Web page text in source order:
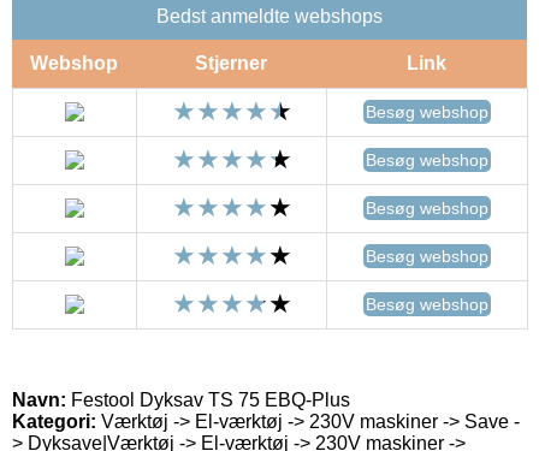
Bedst anmeldte webshops
Webshop Stjerner Link
Besøg webshop
Besøg webshop
Besøg webshop
Besøg webshop
Besøg webshop
Navn: Festool Dyksav TS 75 EBQ-Plus
Kategori: Værktøj -> El-værktøj -> 230V maskiner -> Save -
> Dyksave|Værktøj -> El-værktøj -> 230V maskiner ->